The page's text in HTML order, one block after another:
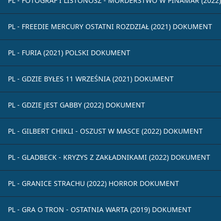
PL - FREEDIE MERCURY OSTATNI ROZDZIAŁ (2021) DOKUMENT
PL - FURIA (2021) POLSKI DOKUMENT
PL - GDZIE BYŁES 11 WRZEŚNIA (2021) DOKUMENT
PL - GDZIE JEST GABBY (2022) DOKUMENT
PL - GILBERT CHIKLI - OSZUST W MASCE (2022) DOKUMENT
PL - GLADBECK - KRYZYS Z ZAKŁADNIKAMI (2022) DOKUMENT
PL - GRANICE STRACHU (2022) HORROR DOKUMENT
PL - GRA O TRON - OSTATNIA WARTA (2019) DOKUMENT